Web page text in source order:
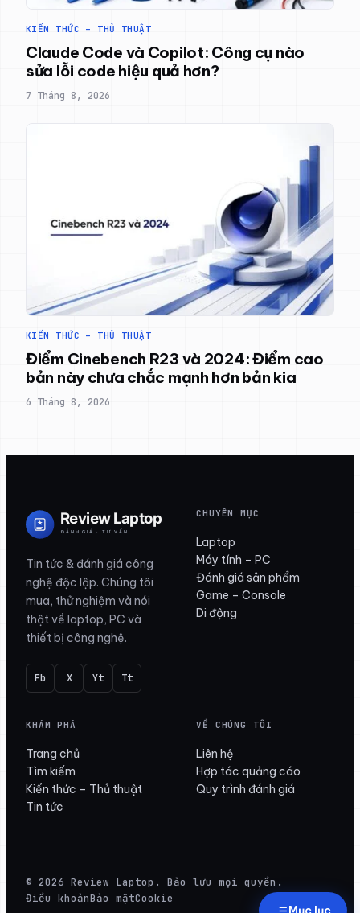
KIẾN THỨC – THỦ THUẬT
Claude Code và Copilot: Công cụ nào
sửa lỗi code hiệu quả hơn?
7 Tháng 8, 2026
KIẾN THỨC – THỦ THUẬT
Điểm Cinebench R23 và 2024: Điểm cao
bản này chưa chắc mạnh hơn bản kia
6 Tháng 8, 2026
Tin tức & đánh giá công
nghệ độc lập. Chúng tôi
mua, thử nghiệm và nói
thật về laptop, PC và
thiết bị công nghệ.
Fb X Yt Tt
CHUYÊN MỤC
Laptop
Máy tính – PC
Đánh giá sản phẩm
Game – Console
Di động
KHÁM PHÁ
Trang chủ
Tìm kiếm
Kiến thức – Thủ thuật
Tin tức
VỀ CHÚNG TÔI
Liên hệ
Hợp tác quảng cáo
Quy trình đánh giá
© 2026 Review Laptop. Bảo lưu mọi quyền.
Điều khoảnBảo mậtCookie